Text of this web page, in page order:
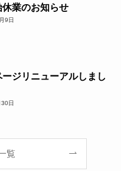
業のお知らせ
9日
ジリニューアルしまし
日
覧